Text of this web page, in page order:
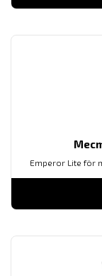
Emperor Lite för